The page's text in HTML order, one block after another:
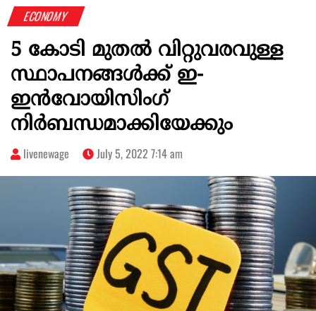
ECONOMY
5 കോടി മുതല്‍ വിറ്റുവരവുള്ള
സ്ഥാപനങ്ങള്‍ക്ക് ഇ-
ഇന്‍വോയിസിംഗ്
നിര്‍ബന്ധമാക്കിയേക്കും
livenewage July 5, 2022 7:14 am